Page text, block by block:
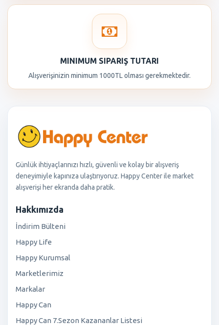
MINIMUM SIPARIŞ TUTARI
Alışverişinizin minimum 1000TL olması gerekmektedir.
Günlük ihtiyaçlarınızı hızlı, güvenli ve kolay bir alışveriş
deneyimiyle kapınıza ulaştırıyoruz. Happy Center ile market
alışverişi her ekranda daha pratik.
Hakkımızda
İndirim Bülteni
Happy Life
Happy Kurumsal
Marketlerimiz
Markalar
Happy Can
Happy Can 7.Sezon Kazananlar Listesi